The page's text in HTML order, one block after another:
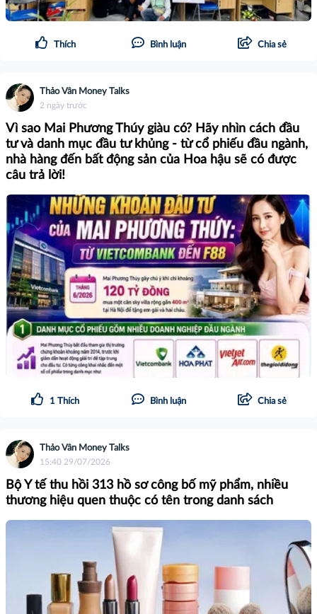
Thích Bình luận Chia sẻ
Thảo Vân Money Talks
2 ngày trước
Vì sao Mai Phương Thúy giàu có? Hãy nhìn cách đầu
tư và danh mục đầu tư khủng - từ cổ phiếu đầu ngành,
nhà hàng đến bất động sản của Hoa hậu sẽ có được
câu trả lời!
1 Thích Bình luận Chia sẻ
Thảo Vân Money Talks
15:40 29/07/2026
Bộ Y tế thu hồi 313 hồ sơ công bố mỹ phẩm, nhiều
thương hiệu quen thuộc có tên trong danh sách